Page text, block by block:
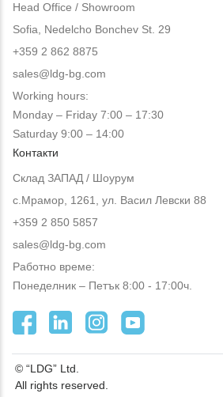
Head Office / Showroom
Sofia, Nedelcho Bonchev St. 29
+359 2 862 8875
sales@ldg-bg.com
Working hours:
Monday – Friday 7:00 – 17:30
Saturday 9:00 – 14:00
Контакти
Склад ЗАПАД / Шоурум
с.Мрамор, 1261, ул. Васил Левски 88
+359 2 850 5857
sales@ldg-bg.com
Работно време:
Понеделник – Петък 8:00 - 17:00ч.
© “LDG” Ltd.
All rights reserved.